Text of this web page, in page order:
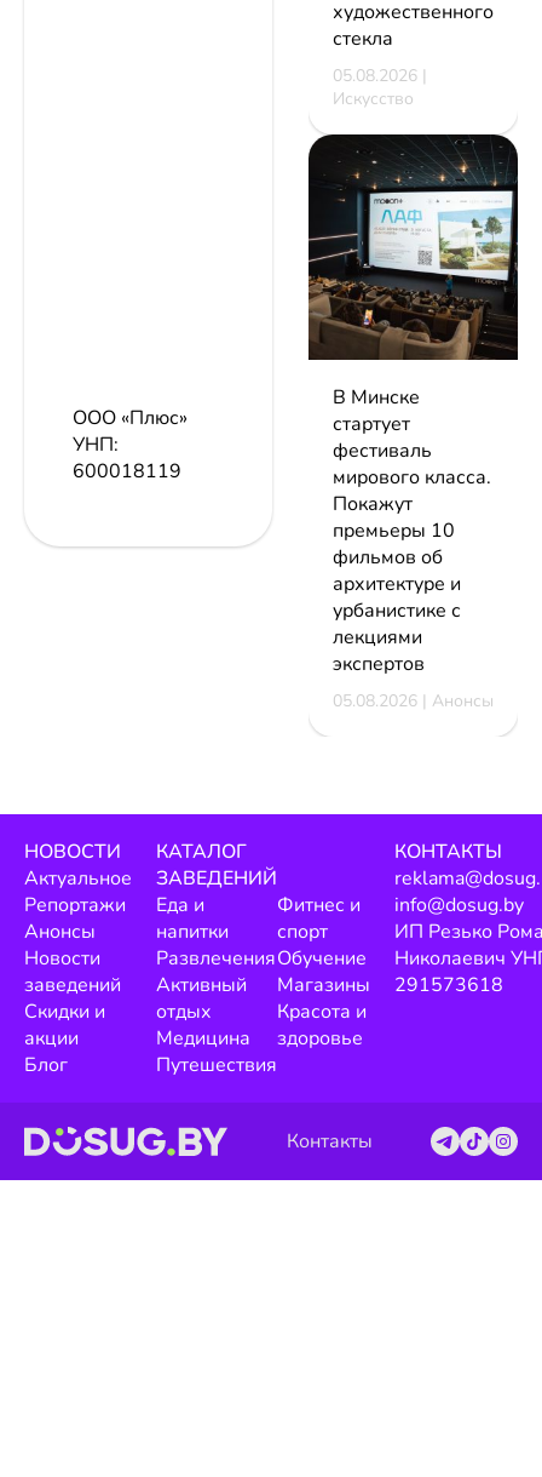
ООО «Плюс»
УНП:
600018119
художественного
стекла
05.08.2026 |
Искусство
В Минске
стартует
фестиваль
мирового класса.
Покажут
премьеры 10
фильмов об
архитектуре и
урбанистике с
лекциями
экспертов
05.08.2026 | Анонсы
НОВОСТИ
Актуальное
Репортажи
Анонсы
Новости
заведений
Скидки и
акции
Блог
КАТАЛОГ
ЗАВЕДЕНИЙ
Еда и
напитки
Развлечения
Активный
отдых
Медицина
Путешествия
Фитнес и
спорт
Обучение
Магазины
Красота и
здоровье
КОНТАКТЫ
info@dosug.by
ИП Резько
Николаевич
291573618
Контакты